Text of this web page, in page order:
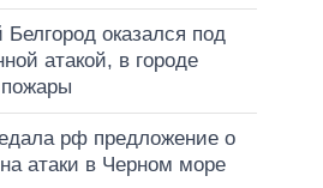
Белгород оказался под
атакой, в городе
рф предложение о
атаки в Черном море